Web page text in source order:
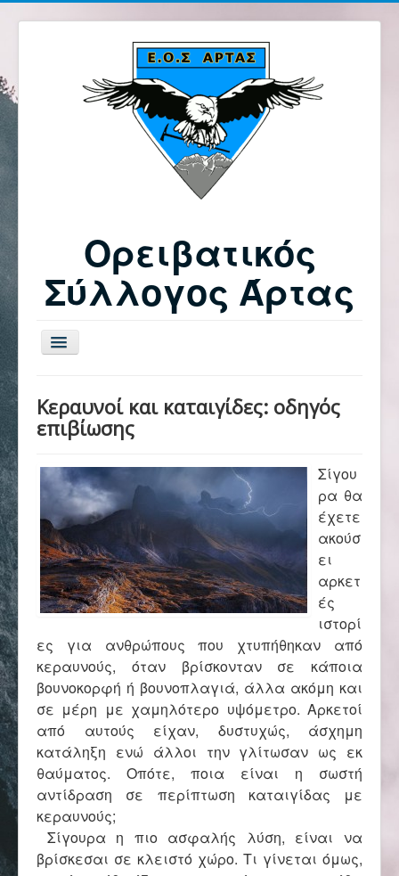
Ορειβατικός
Σύλλογος Άρτας
Εναλλαγή
πλοήγησης
Αρχική
Σύλλογος
Ορειβασία
Αναρρίχηση
Βουνό και φύση
Φωτο - Video
Επικοινωνία
Κεραυνοί και καταιγίδες: οδηγός
επιβίωσης
Σίγου
ρα θα
έχετε
ακούσ
ει
αρκετ
ές
ιστορί
ες για ανθρώπους που χτυπήθηκαν από
κεραυνούς, όταν βρίσκονταν σε κάποια
βουνοκορφή ή βουνοπλαγιά, άλλα ακόμη και
σε μέρη με χαμηλότερο υψόμετρο. Αρκετοί
από αυτούς είχαν, δυστυχώς, άσχημη
κατάληξη ενώ άλλοι την γλίτωσαν ως εκ
θαύματος. Οπότε, ποια είναι η σωστή
αντίδραση σε περίπτωση καταιγίδας με
κεραυνούς;
Σίγουρα η πιο ασφαλής λύση, είναι να
βρίσκεσαι σε κλειστό χώρο. Τι γίνεται όμως,